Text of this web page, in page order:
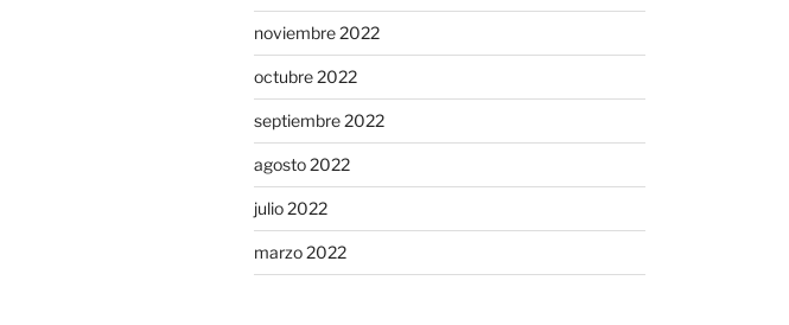
noviembre 2022
octubre 2022
septiembre 2022
agosto 2022
julio 2022
marzo 2022